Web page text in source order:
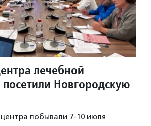
лечебной
посетили Новгородскую
побывали 7-10 июля